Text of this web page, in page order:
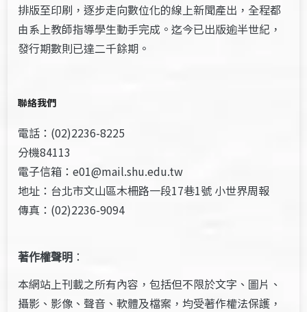
排版至印刷，逐步走向數位化的線上新聞產出，全程都
由系上教師指導學生動手完成。迄今已出版逾半世紀，
發行期數則已達二千餘期。
聯絡我們
電話：(02)2236-8225
分機84113
電子信箱：e01@mail.shu.edu.tw
地址：台北市文山區木柵路一段17巷1號 小世界周報
傳真：(02)2236-9094
著作權聲明 ：
本網站上刊載之所有內容，包括但不限於文字、圖片、
攝影、影像、聲音、軟體及檔案，均受著作權法保護，